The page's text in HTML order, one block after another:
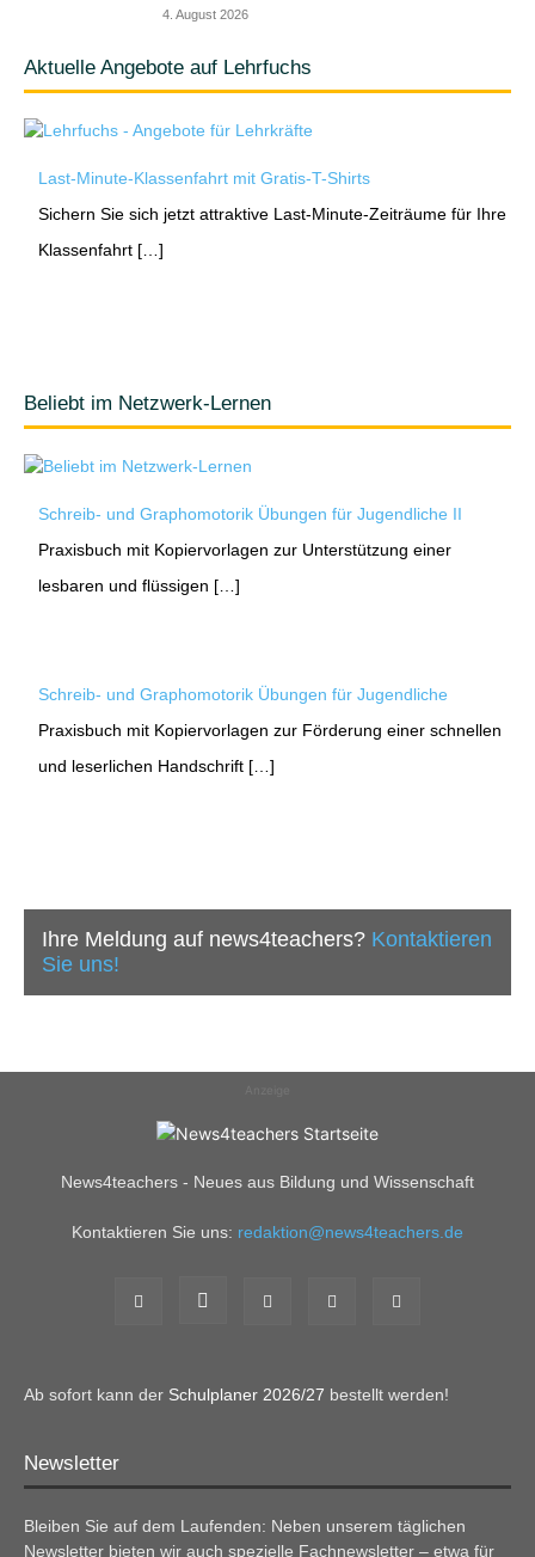
4. August 2026
Aktuelle Angebote auf Lehrfuchs
Last-Minute-Klassenfahrt mit Gratis-T-Shirts
Sichern Sie sich jetzt attraktive Last-Minute-Zeiträume für Ihre
Klassenfahrt […]
Beliebt im Netzwerk-Lernen
Schreib- und Graphomotorik Übungen für Jugendliche II
Praxisbuch mit Kopiervorlagen zur Unterstützung einer
lesbaren und flüssigen […]
Schreib- und Graphomotorik Übungen für Jugendliche
Praxisbuch mit Kopiervorlagen zur Förderung einer schnellen
und leserlichen Handschrift […]
Ihre Meldung auf news4teachers? Kontaktieren
Sie uns!
News4teachers - Neues aus Bildung und Wissenschaft
Kontaktieren Sie uns: redaktion@news4teachers.de
Ab sofort kann der Schulplaner 2026/27 bestellt werden!
Newsletter
Bleiben Sie auf dem Laufenden: Neben unserem täglichen
Newsletter bieten wir auch spezielle Fachnewsletter – etwa für